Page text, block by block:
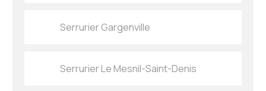
Serrurier Gargenville
Serrurier Le Mesnil-Saint-Denis